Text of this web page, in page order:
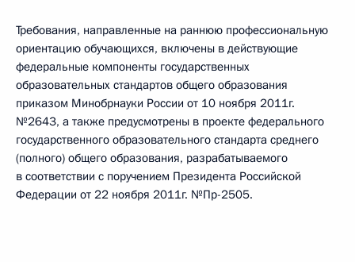
Требования, направленные на раннюю профессиональную
ориентацию обучающихся, включены в действующие
федеральные компоненты государственных
образовательных стандартов общего образования
приказом Минобрнауки России от 10 ноября 2011г.
№2643, а также предусмотрены в проекте федерального
государственного образовательного стандарта среднего
(полного) общего образования, разрабатываемого
в соответствии с поручением Президента Российской
Федерации от 22 ноября 2011г. №Пр-2505.